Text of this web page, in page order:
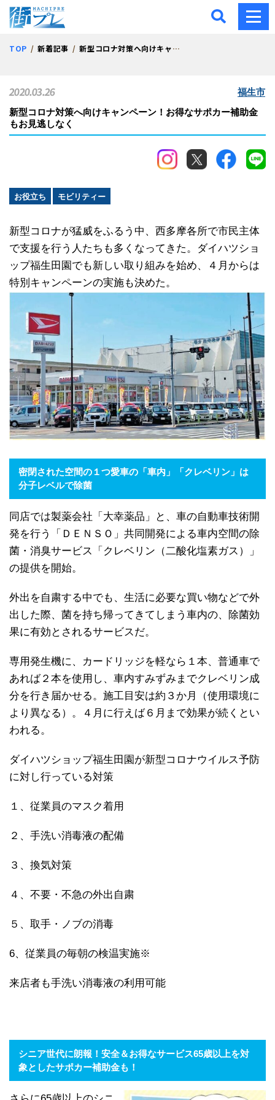
街プレ -東京・西多摩の
TOP 新着記事 新型コロナ対策へ向けキャンペーン！お得なサポカー補助金もお見逃しなく
新型コロナ対策へ向けキャンペーン！お得なサポカー補助金
もお見逃しなく
お役立ち モビリティー
2020.03.26 福生市
新型コロナが猛威をふるう中、西多摩各所で市民主体
で支援を行う人たちも多くなってきた。ダイハツショ
ップ福生田園でも新しい取り組みを始め、４月からは
特別キャンペーンの実施も決めた。
密閉された空間の１つ愛車の「車内」「クレベリン」は
分子レベルで除菌
同店では製薬会社「大幸薬品」と、車の自動車技術開
発を行う「ＤＥＮＳＯ」共同開発による車内空間の除
菌・消臭サービス「クレベリン（二酸化塩素ガス）」
の提供を開始。
外出を自粛する中でも、生活に必要な買い物などで外
出した際、菌を持ち帰ってきてしまう車内の、除菌効
果に有効とされるサービスだ。
専用発生機に、カードリッジを軽なら１本、普通車で
あれば２本を使用し、車内すみずみまでクレベリン成
分を行き届かせる。施工目安は約３か月（使用環境に
より異なる）。４月に行えば６月まで効果が続くとい
われる。
ダイハツショップ福生田園が新型コロナウイルス予防
に対し行っている対策
１、従業員のマスク着用
２、手洗い消毒液の配備
３、換気対策
４、不要・不急の外出自粛
５、取手・ノブの消毒
6、従業員の毎朝の検温実施※
来店者も手洗い消毒液の利用可能
シニア世代に朗報！安全＆お得なサービス65歳以上を対
象としたサポカー補助金も！